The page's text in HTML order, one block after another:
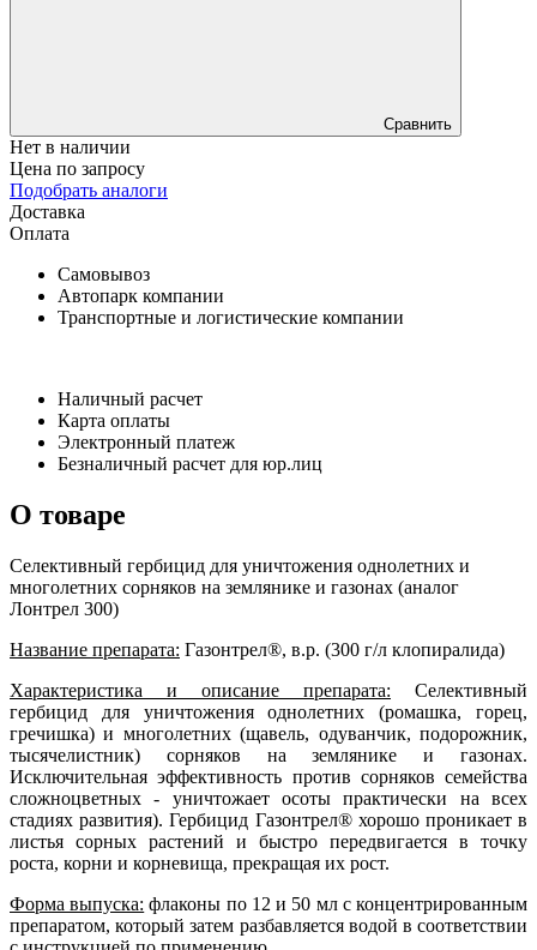
Сравнить
Нет в наличии
Цена по запросу
Подобрать аналоги
Доставка
Оплата
Самовывоз
Автопарк компании
Транспортные и логистические компании
Наличный расчет
Карта оплаты
Электронный платеж
Безналичный расчет для юр.лиц
О товаре
Селективный гербицид для уничтожения однолетних и
многолетних сорняков на землянике и газонах (аналог
Лонтрел 300)
Название препарата: Газонтрел®, в.р. (300 г/л клопиралида)
Характеристика и описание препарата: Селективный
гербицид для уничтожения однолетних (ромашка, горец,
гречишка) и многолетних (щавель, одуванчик, подорожник,
тысячелистник) сорняков на землянике и газонах.
Исключительная эффективность против сорняков семейства
сложноцветных - уничтожает осоты практически на всех
стадиях развития). Гербицид Газонтрел® хорошо проникает в
листья сорных растений и быстро передвигается в точку
роста, корни и корневища, прекращая их рост.
Форма выпуска: флаконы по 12 и 50 мл с концентрированным
препаратом, который затем разбавляется водой в соответствии